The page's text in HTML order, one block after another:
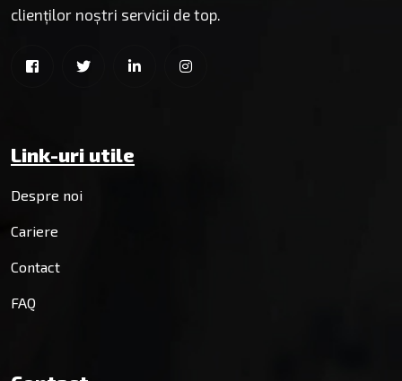
clienților noștri servicii de top.
Link-uri utile
Despre noi
Cariere
Contact
FAQ